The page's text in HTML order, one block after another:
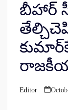
బీహార్
Posted
Editor